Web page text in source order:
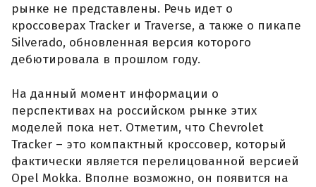
рынке не представлены. Речь идет о
кроссоверах Tracker и Traverse, а также о пикапе
Silverado, обновленная версия которого
дебютировала в прошлом году.
На данный момент информации о
перспективах на российском рынке этих
моделей пока нет. Отметим, что Chevrolet
Tracker – это компактный кроссовер, который
фактически является перелицованной версией
Opel Mokka. Вполне возможно, он появится на